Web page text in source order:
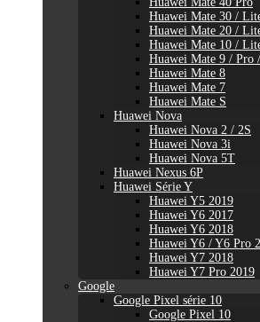
Huawei Mate 30 /
Huawei Mate 20 /
Huawei Mate 10 /
Huawei Mate 9 / Pro
Huawei Mate 8
Huawei Mate 7
Huawei Mate S
Huawei Nova
Huawei Nova 2 / 2S
Huawei Nova 3i
Huawei Nova 5T
Huawei Nexus 6P
Huawei Série Y
Huawei Y5 2019
Huawei Y6 2017
Huawei Y6 2018
Huawei Y6 / Y6 Pro
Huawei Y7 2018
Huawei Y7 Pro 2019
Google
Google Pixel série 10
Google Pixel 10